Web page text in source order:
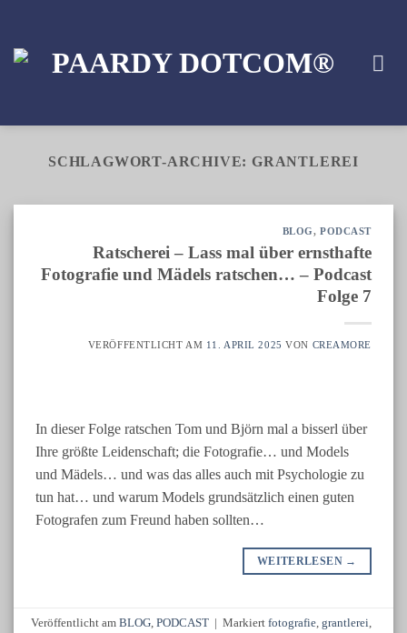
springen
SCHLAGWORT-ARCHIVE: GRANTLEREI
BLOG,PODCAST
Ratscherei – Lass mal über ernsthafte
Fotografie und Mädels ratschen… – Podcast
Folge 7
VERÖFFENTLICHT AM 11. APRIL 2025 VON CREAMORE
In dieser Folge ratschen Tom und Björn mal a bisserl über
Ihre größte Leidenschaft; die Fotografie… und Models
und Mädels… und was das alles auch mit Psychologie zu
tun hat… und warum Models grundsätzlich einen guten
Fotografen zum Freund haben sollten…
WEITERLESEN →
Veröffentlicht amBLOG,PODCAST Markiertfotografie,grantlerei,